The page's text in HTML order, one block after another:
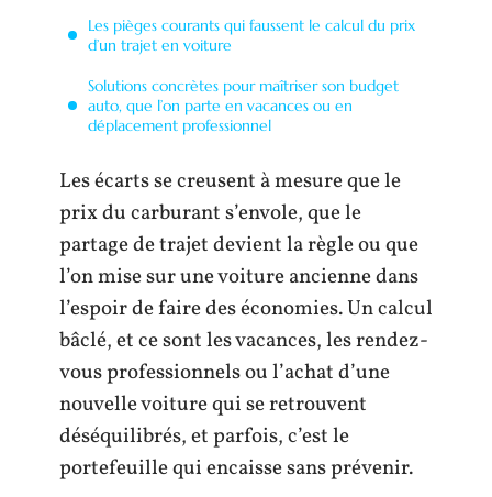
Les pièges courants qui faussent le calcul du prix
d’un trajet en voiture
Solutions concrètes pour maîtriser son budget
auto, que l’on parte en vacances ou en
déplacement professionnel
Les écarts se creusent à mesure que le
prix du carburant s’envole, que le
partage de trajet devient la règle ou que
l’on mise sur une voiture ancienne dans
l’espoir de faire des économies. Un calcul
bâclé, et ce sont les vacances, les rendez-
vous professionnels ou l’achat d’une
nouvelle voiture qui se retrouvent
déséquilibrés, et parfois, c’est le
portefeuille qui encaisse sans prévenir.